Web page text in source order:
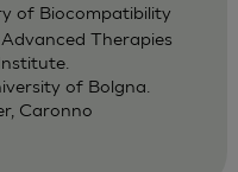
of Biocompatibility
Therapies
of Bolgna.
Caronno